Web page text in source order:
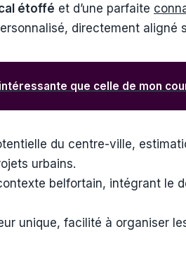
étoffé et d’une parfaite
directement aligné
que celle de mon
du centre-ville,
urbains.
belfortain, intégrant le
unique, facilité à organiser